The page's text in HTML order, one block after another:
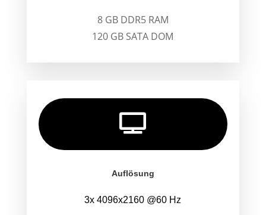
8 GB DDR5 RAM
120 GB SATA DOM

Auflösung
3x 4096x2160 @60 Hz